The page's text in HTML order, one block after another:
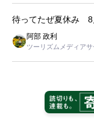
待ってたぜ夏休み 8
阿部 政利
ツーリズムメディアサ